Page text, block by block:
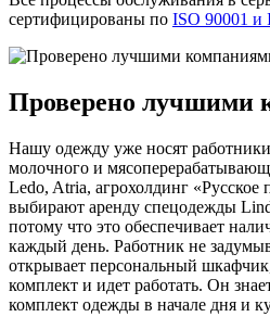
сертифицированы по ISO 90001 и
Проверено лучшими
Нашу одежду уже носят
молочного и
Ledo, Atria, агрохолдинг «Русское
выбирают аренду спецодежды
потому что это обеспечивает
каждый день. Работник не
открывает персональный
комплект и идет работать. Он
комплект одежды в начале дня и